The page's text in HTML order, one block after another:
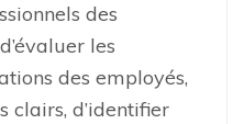
des
les
des employés,
clairs, d’identifier